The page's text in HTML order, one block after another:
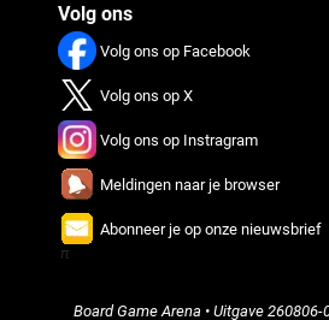
Volg ons
Volg ons op Facebook
Volg ons op X
Volg ons op Instragram
Meldingen naar je browser
Abonneer je op onze nieuwsbrief
Board Game Arena • Uitgave 260806-
π